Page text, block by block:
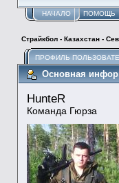
НАЧАЛО ПОМОЩЬ
Страйкбол - Казахстан -
ПРОФИЛЬ
Основная
HunteR
Команда Гюрза